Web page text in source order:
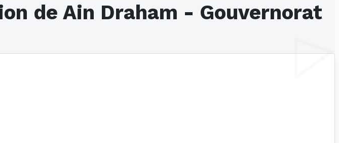
de Ain Draham - Gouvernorat